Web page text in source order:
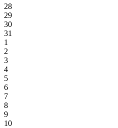
28
29
30
31
1
2
3
4
5
6
7
8
9
10